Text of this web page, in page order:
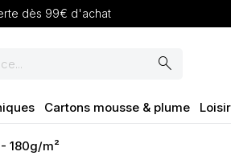
dès 99€ d'achat
search
Cartons mousse & plume
180g/m²